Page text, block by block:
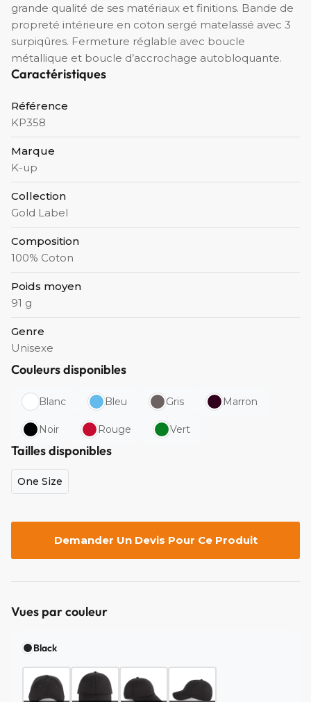
grande qualité de ses matériaux et finitions. Bande de
propreté intérieure en coton sergé matelassé avec 3
surpiqûres. Fermeture réglable avec boucle
métallique et boucle d’accrochage autobloquante.
Caractéristiques
Référence
KP358
Marque
K-up
Collection
Gold Label
Composition
100% Coton
Poids moyen
91 g
Genre
Unisexe
Couleurs disponibles
Blanc Bleu Gris Marron
Noir Rouge Vert
Tailles disponibles
One Size
Demander Un Devis Pour Ce Produit
Vues par couleur
Black